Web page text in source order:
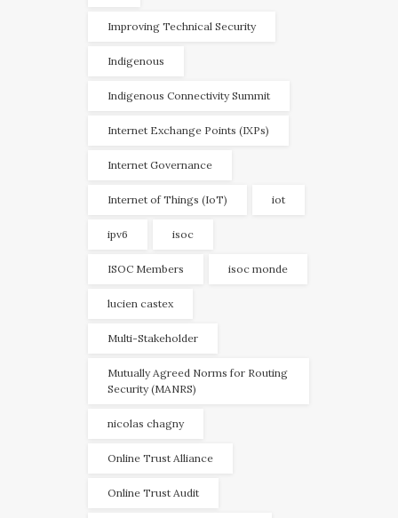
Improving Technical Security
Indigenous
Indigenous Connectivity Summit
Internet Exchange Points (IXPs)
Internet Governance
Internet of Things (IoT) iot
ipv6 isoc
ISOC Members isoc monde
lucien castex
Multi-Stakeholder
Mutually Agreed Norms for Routing
Security (MANRS)
nicolas chagny
Online Trust Alliance
Online Trust Audit